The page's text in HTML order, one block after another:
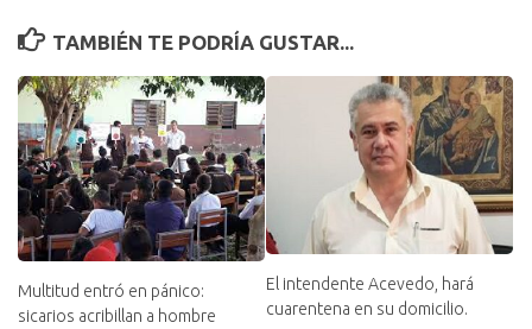
TAMBIÉN TE PODRÍA GUSTAR...
Multitud entró en pánico:
sicarios acribillan a hombre
El intendente Acevedo, hará
cuarentena en su domicilio.